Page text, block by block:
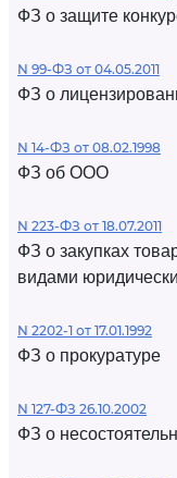
ФЗ о защите
N 99-ФЗ от 04.05.2011
ФЗ о
N 14-ФЗ от 08.02.1998
ФЗ об ООО
N 223-ФЗ от 18.07.2011
ФЗ о закупках
видами
N 2202-1 от 17.01.1992
ФЗ о прокуратуре
N 127-ФЗ 26.10.2002
ФЗ о